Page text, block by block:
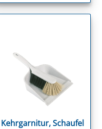
Kehrgarnitur, Schaufel